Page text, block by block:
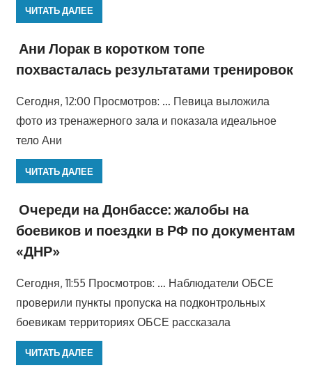
ЧИТАТЬ ДАЛЕЕ
Ани Лорак в коротком топе
похвасталась результатами тренировок
Сегодня, 12:00 Просмотров: … Певица выложила
фото из тренажерного зала и показала идеальное
тело Ани
ЧИТАТЬ ДАЛЕЕ
Очереди на Донбассе: жалобы на
боевиков и поездки в РФ по документам
«ДНР»
Сегодня, 11:55 Просмотров: … Наблюдатели ОБСЕ
проверили пункты пропуска на подконтрольных
боевикам территориях ОБСЕ рассказала
ЧИТАТЬ ДАЛЕЕ